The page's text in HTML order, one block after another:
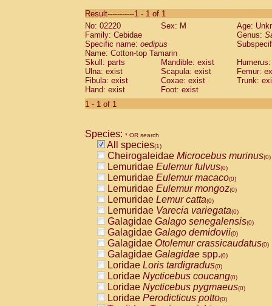
CebidaeSaguinus labiatus(0)
Cebidae Saguinus leucopus (0)
Cebidae
CebidaeSaguinus mystax
Cebidae Saguinus nigricollis (0)
Cebidae Saguinus oedipus
Cebidae Saguinus weddelli
Cebidae Saguinusspp.
Cebidae
CebidaeCebus capucinus
CebidaeCebus nigrivittatus
CebidaeCebus spp.(0)
CebidaeSaimiri boliviensis(0)
CebidaeSaimiri sciureus(0)
AtelidaeAlouatta caraya(0)
AtelidaeAlouatta fusca(0)
AtelidaeAlouatta seniculus(0)
AtelidaeAlouattaspp.(0)
AtelidaeAteles belzebuth(0)
AtelidaeAteles geoffroyi(0)
AtelidaeAteles paniscus(0)
AtelidaeAtelesspp.(0)
AtelidaeLagothrix lagothricha(0)
AtelidaeLagothrix lagothricha cana
PitheciidaeCacajao calvus
Result-----------1 - 1 of 1
No: 02220
Sex: M
Age:
Family: Cebidae
Genus:
Specific name: oedipus
Name: Cotton-top Tamarin
Skull: parts
Mandible: exist
Ulna: exist
Scapula: exist
Femur:
Fibula: exist
Coxae: exist
Trunk:
Hand: exist
Foot: exist
1 - 1 of 1
Species: * OR search
All species(1)
Cheirogaleidae Microcebus murinus(0)
Lemuridae Eulemur fulvus(0)
Lemuridae Eulemur macaco(0)
Lemuridae Eulemur mongoz(0)
Lemuridae Lemur catta(0)
Lemuridae Varecia variegata(0)
Galagidae Galago senegalensis(0)
Galagidae Galago demidovii(0)
Galagidae Otolemur crassicaudatus(0)
Galagidae Galagidae spp.(0)
Loridae Loris tardigradus(0)
Loridae Nycticebus coucang(0)
Loridae Nycticebus pygmaeus(0)
Loridae Perodicticus potto(0)